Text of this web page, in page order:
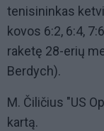
tenisininkas
kovos 6:2, 6:4,
raketę 28-erių
Berdych).
M. Čiličius "US
kartą.